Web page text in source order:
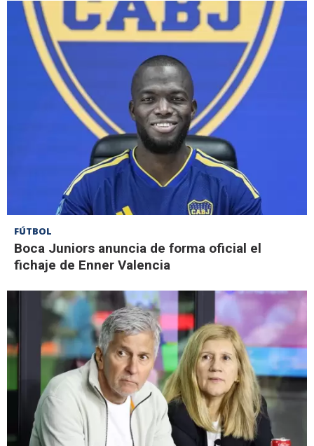
FÚTBOL
Boca Juniors anuncia de forma oficial el
fichaje de Enner Valencia